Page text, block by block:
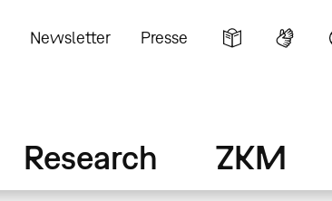
Newsletter Presse
Research ZKM